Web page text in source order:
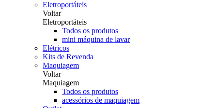
Eletroportáteis
Voltar
Eletroportáteis
Todos os produtos
mini máquina de lavar
Elétricos
Kits de Revenda
Maquiagem
Voltar
Maquiagem
Todos os produtos
acessórios de maquiagem